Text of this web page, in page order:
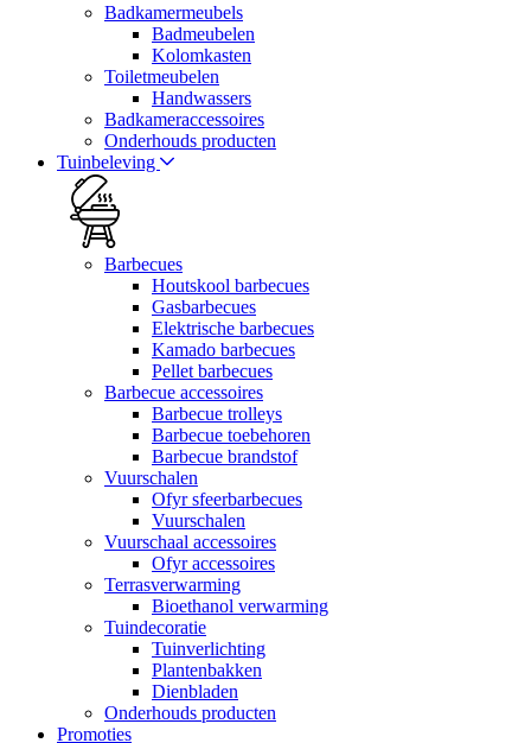
Badkamermeubels
Badmeubelen
Kolomkasten
Toiletmeubelen
Handwassers
Badkameraccessoires
Onderhouds producten
Tuinbeleving
Barbecues
Houtskool barbecues
Gasbarbecues
Elektrische barbecues
Kamado barbecues
Pellet barbecues
Barbecue accessoires
Barbecue trolleys
Barbecue toebehoren
Barbecue brandstof
Vuurschalen
Ofyr sfeerbarbecues
Vuurschalen
Vuurschaal accessoires
Ofyr accessoires
Terrasverwarming
Bioethanol verwarming
Tuindecoratie
Tuinverlichting
Plantenbakken
Dienbladen
Onderhouds producten
Promoties